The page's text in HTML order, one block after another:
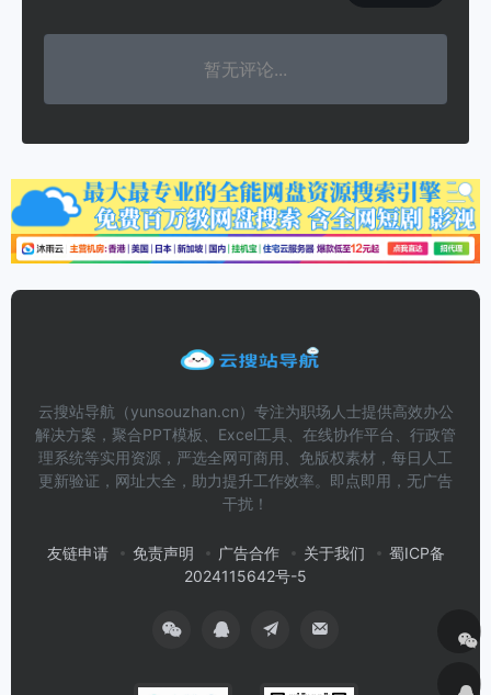
暂无评论...
云搜站导航（yunsouzhan.cn）专注为职场人士提供高效办公
解决方案，聚合PPT模板、Excel工具、在线协作平台、行政管
理系统等实用资源，严选全网可商用、免版权素材，每日人工
更新验证，网址大全，助力提升工作效率。即点即用，无广告
干扰！
友链申请 免责声明 广告合作 关于我们
蜀ICP备
2024115642号-5